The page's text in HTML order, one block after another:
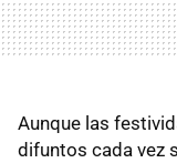
Aunque las
difuntos cada vez